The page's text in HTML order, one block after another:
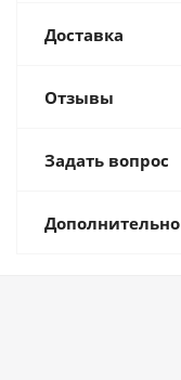
Доставка
Отзывы
Задать вопрос
Дополнительно